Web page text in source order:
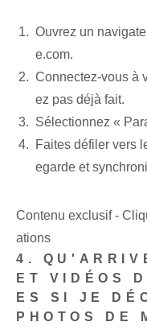
Ouvrez un
e.com.
Connectez-vous à
ez pas déjà fait.
Sélectionnez «
Faites défiler vers
egarde et
Contenu exclusif -
ations
4.
ET VIDÉOS
ES SI JE
PHOTOS DE